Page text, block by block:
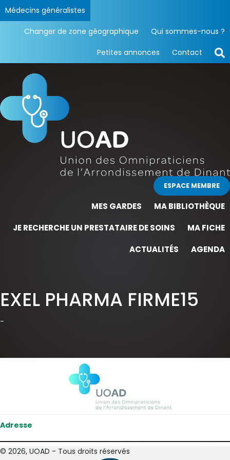
Médecins généralistes
Changer de zone géographique Qui sommes-nous ?
Petites annonces Contact
ESPACE MEMBRE
MES GARDES
MA BIBLIOTHÈQUE
JE RECHERCHE UN PRESTATAIRE DE SOINS
MA FICHE
ACTUALITÉS
AGENDA
EXEL PHARMA FIRME15
-
Adresse
© 2026, UOAD - Tous droits réservés